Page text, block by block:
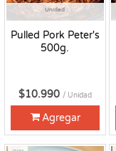
Unidad
Pulled Pork Peter's
500g.
$10.990 / Unidad
Agregar